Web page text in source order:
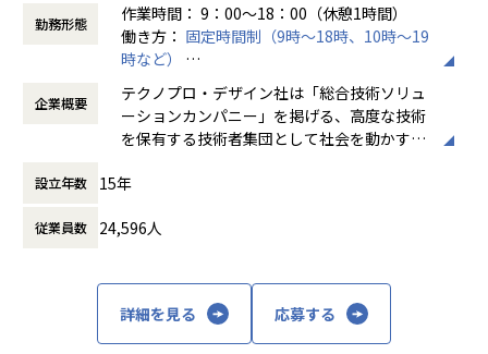
【具体的な仕事内容】
・ WPFを用いたWindowsアプリケーションの詳細設計・実
・ FA機器から取り込んだ3Dモデルの2D UI表示機能の開発
・ 頂点データの3Dモデル変換・管理（追加・更新）機能の
縮小）機能の開発
張）
大手電子機器メーカーより受託したFA機器向けWindowsア
勤務形態
作業時間： 9：00～18：00（休憩1時間）
働き方： 固定時間制（9時～18時、10時～19
時など）
時間外労働の有無： 有（月平均20時間）
休憩時間： 60分
企業概要
テクノプロ・デザイン社は「総合技術ソリュ
ーションカンパニー」を掲げる、高度な技術
を保有する技術者集団として社会を動かすこ
に渡ります。いわゆる技術者派遣と呼ばれ
働く場所に関わらない事業支援や最新技術を
用いた研究開発などを行っています。
設立年数 15年
従業員数 24,596人
詳細を見る 応募する